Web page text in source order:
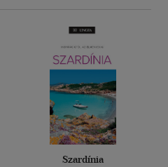
Szardínia